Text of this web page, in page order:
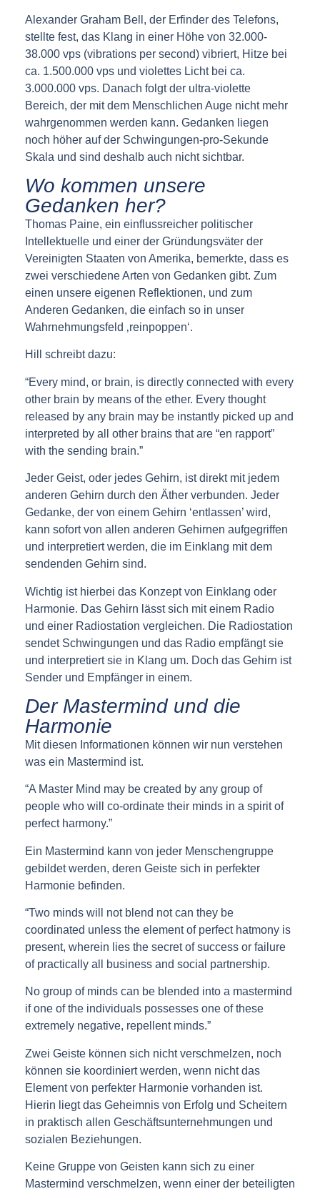
Alexander Graham Bell, der Erfinder des Telefons,
stellte fest, das Klang in einer Höhe von 32.000-
38.000 vps (vibrations per second) vibriert, Hitze bei
ca. 1.500.000 vps und violettes Licht bei ca.
3.000.000 vps. Danach folgt der ultra-violette
Bereich, der mit dem Menschlichen Auge nicht mehr
wahrgenommen werden kann. Gedanken liegen
noch höher auf der Schwingungen-pro-Sekunde
Skala und sind deshalb auch nicht sichtbar.
Wo kommen unsere
Gedanken her?
Thomas Paine, ein einflussreicher politischer
Intellektuelle und einer der Gründungsväter der
Vereinigten Staaten von Amerika, bemerkte, dass es
zwei verschiedene Arten von Gedanken gibt. Zum
einen unsere eigenen Reflektionen, und zum
Anderen Gedanken, die einfach so in unser
Wahrnehmungsfeld ‚reinpoppen‘.
Hill schreibt dazu:
“Every mind, or brain, is directly connected with every
other brain by means of the ether. Every thought
released by any brain may be instantly picked up and
interpreted by all other brains that are “en rapport”
with the sending brain.”
Jeder Geist, oder jedes Gehirn, ist direkt mit jedem
anderen Gehirn durch den Äther verbunden. Jeder
Gedanke, der von einem Gehirn ‘entlassen’ wird,
kann sofort von allen anderen Gehirnen aufgegriffen
und interpretiert werden, die im Einklang mit dem
sendenden Gehirn sind.
Wichtig ist hierbei das Konzept von Einklang oder
Harmonie. Das Gehirn lässt sich mit einem Radio
und einer Radiostation vergleichen. Die Radiostation
sendet Schwingungen und das Radio empfängt sie
und interpretiert sie in Klang um. Doch das Gehirn ist
Sender und Empfänger in einem.
Der Mastermind und die
Harmonie
Mit diesen Informationen können wir nun verstehen
was ein Mastermind ist.
“A Master Mind may be created by any group of
people who will co-ordinate their minds in a spirit of
perfect harmony.”
Ein Mastermind kann von jeder Menschengruppe
gebildet werden, deren Geiste sich in perfekter
Harmonie befinden.
“Two minds will not blend not can they be
coordinated unless the element of perfect hatmony is
present, wherein lies the secret of success or failure
of practically all business and social partnership.
No group of minds can be blended into a mastermind
if one of the individuals possesses one of these
extremely negative, repellent minds.”
Zwei Geiste können sich nicht verschmelzen, noch
können sie koordiniert werden, wenn nicht das
Element von perfekter Harmonie vorhanden ist.
Hierin liegt das Geheimnis von Erfolg und Scheitern
in praktisch allen Geschäftsunternehmungen und
sozialen Beziehungen.
Keine Gruppe von Geisten kann sich zu einer
Mastermind verschmelzen, wenn einer der beteiligten